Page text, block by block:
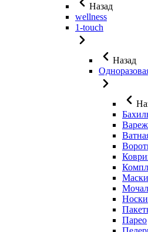
Назад
wellness
1-touch
Назад
Маски
Носки
Парео